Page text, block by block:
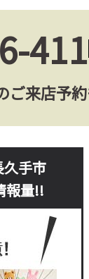
411
ご来店予
手市
報量!!